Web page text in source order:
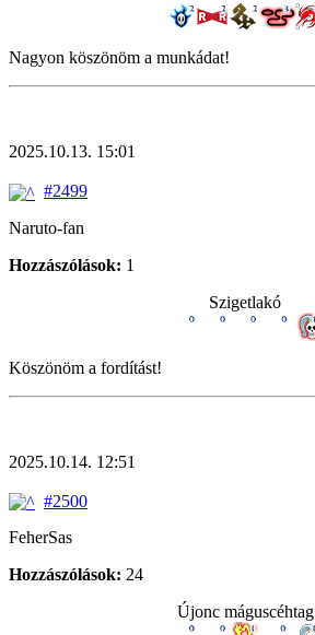
Nagyon köszönöm a munkádat!
2025.10.13. 15:01
#2499
Naruto-fan
Hozzászólások: 1
Szigetlakó
Köszönöm a fordítást!
2025.10.14. 12:51
#2500
FeherSas
Hozzászólások: 24
Újonc máguscéhtag